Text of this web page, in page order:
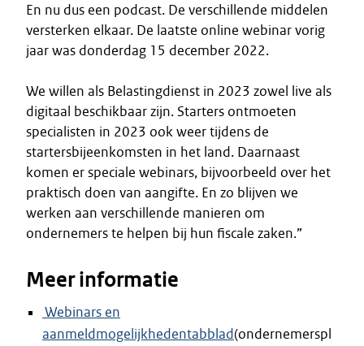
En nu dus een podcast. De verschillende middelen
versterken elkaar. De laatste online webinar vorig
jaar was donderdag 15 december 2022.
We willen als Belastingdienst in 2023 zowel live als
digitaal beschikbaar zijn. Starters ontmoeten
specialisten in 2023 ook weer tijdens de
startersbijeenkomsten in het land. Daarnaast
komen er speciale webinars, bijvoorbeeld over het
praktisch doen van aangifte. En zo blijven we
werken aan verschillende manieren om
ondernemers te helpen bij hun fiscale zaken.”
Meer informatie
Webinars en
aanmeldmogelijkhedentabblad(ondernemerspl